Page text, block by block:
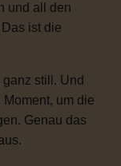
und all den
ist die
still. Und
um die
Genau das